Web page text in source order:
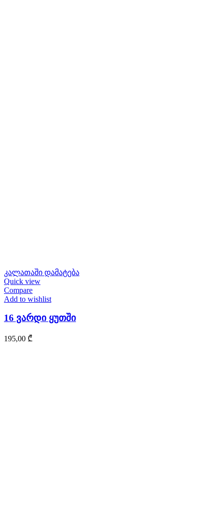
კალათაში დამატება
Quick view
Compare
Add to wishlist
16 ვარდი ყუთში
195,00 ₾